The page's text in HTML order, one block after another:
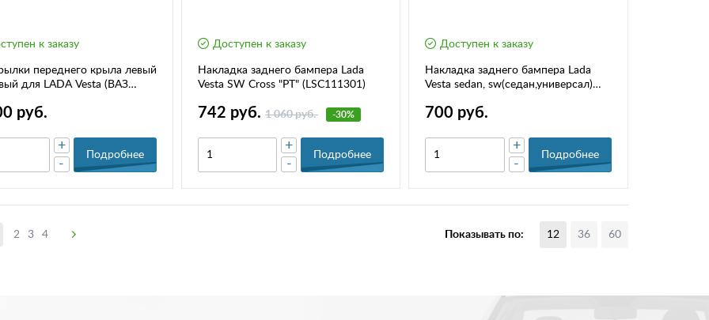
к заказу
переднего крыла левый
для LADA Vesta (ВАЗ
руб.
-
+
Подробнее
Доступен к заказу
Накладка заднего бампера Lada
Vesta SW Cross "PT" (LSC111301)
742 руб. 1 060 руб. -30%
-
+
Подробнее
Доступен к заказу
Накладка заднего бампера Lada
Vesta sedan, sw(седан,универсал)
700 руб.
-
+
Подробнее
2 3 4 Показывать по: 12 36 60